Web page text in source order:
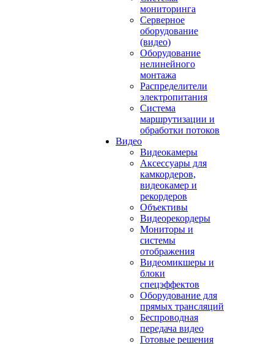
мониторинга
Серверное
оборудование
(видео)
Оборудование
нелинейного
монтажа
Распределители
электропитания
Система
маршрутизации и
обработки потоков
Видео
Видеокамеры
Аксессуары для
камкордеров,
видеокамер и
рекордеров
Объективы
Видеорекордеры
Мониторы и
системы
отображения
Видеомикшеры и
блоки
спецэффектов
Оборудование для
прямых трансляций
Беспроводная
передача видео
Готовые решения